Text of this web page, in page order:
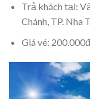
Trả khách tại:
Chánh, TP. Nha
Giá vé: